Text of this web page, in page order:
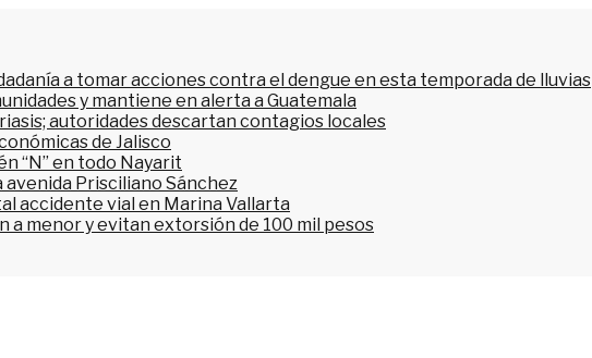
a tomar acciones contra el dengue en esta temporada de lluvias
y mantiene en alerta a Guatemala
autoridades descartan contagios locales
de Jalisco
“N” en todo Nayarit
Prisciliano Sánchez
accidente vial en Marina Vallarta
a menor y evitan extorsión de 100 mil pesos